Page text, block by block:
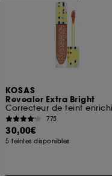
KOSAS
Revealer Extra Bright
775
30,00€
5 teintes disponibles